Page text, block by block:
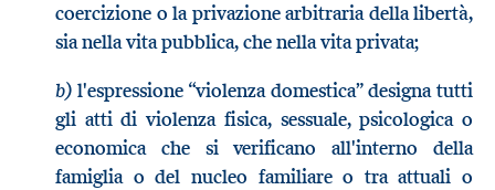
coercizione o la privazione arbitraria della libertà,
sia nella vita pubblica, che nella vita privata;
b) l'espressione “violenza domestica” designa tutti
gli atti di violenza fisica, sessuale, psicologica o
economica che si verificano all'interno della
famiglia o del nucleo familiare o tra attuali o